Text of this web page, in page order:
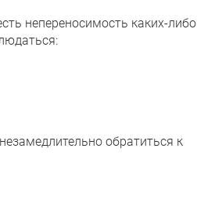
непереносимость каких-либо
обратиться к